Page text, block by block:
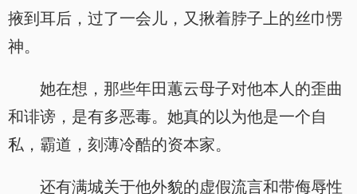
掖到耳后，过了一会儿，又揪着脖子上的丝巾愣
神。
她在想，那些年田蕙云母子对他本人的歪曲
和诽谤，是有多恶毒。她真的以为他是一个自
私，霸道，刻薄冷酷的资本家。
还有满城关于他外貌的虚假流言和带侮辱性